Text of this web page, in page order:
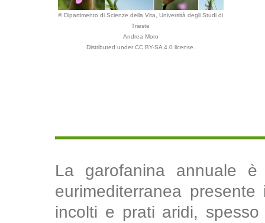
© Dipartimento di Scienze della Vita, Università degli Studi di
Trieste
Andrea Moro
Distributed under CC BY-SA 4.0 license.
La garofanina annuale
eurimediterranea
incolti e prati aridi,